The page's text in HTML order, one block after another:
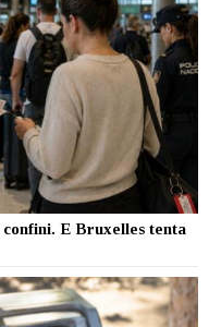
E Bruxelles tenta